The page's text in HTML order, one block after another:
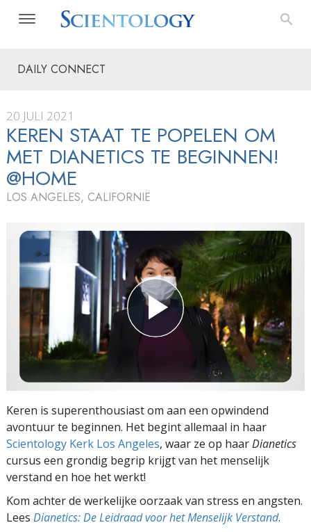
DAILY CONNECT
20 JULI 2021
KEREN STAAT TE POPELEN OM
MET DIANETICS TE BEGINNEN!
@HOME
LOS ANGELES, CALIFORNIË
Keren is superenthousiast om aan een opwindend
avontuur te beginnen. Het begint allemaal in haar
Scientology Kerk Los Angeles, waar ze op haarDianetics
cursus een grondig begrip krijgt van het menselijk
verstand en hoe het werkt!
Kom achter de werkelijke oorzaak van stress en angsten.
Lees Dianetics: De Leidraad voor het Menselijk Verstand.